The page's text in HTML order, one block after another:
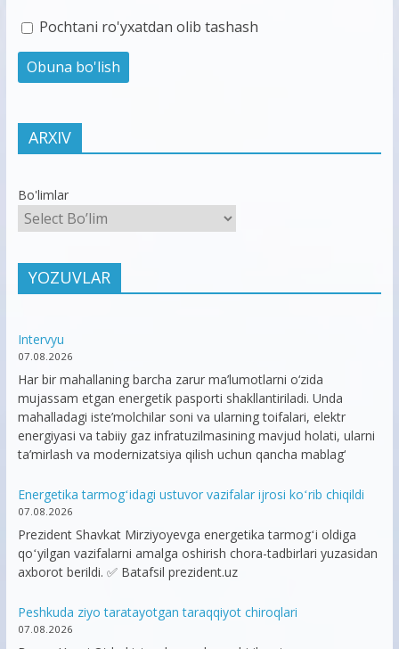
Pochtani ro'yxatdan olib tashash
ARXIV
Bo'limlar
YOZUVLAR
Intervyu
07.08.2026
Har bir mahallaning barcha zarur ma’lumotlarni o‘zida
mujassam etgan energetik pasporti shakllantiriladi. Unda
mahalladagi iste’molchilar soni va ularning toifalari, elektr
energiyasi va tabiiy gaz infratuzilmasining mavjud holati, ularni
ta’mirlash va modernizatsiya qilish uchun qancha mablag‘
Energetika tarmogʻidagi ustuvor vazifalar ijrosi koʻrib chiqildi
07.08.2026
Prezident Shavkat Mirziyoyevga energetika tarmogʻi oldiga
qoʻyilgan vazifalarni amalga oshirish chora-tadbirlari yuzasidan
axborot berildi. ✅ Batafsil prezident.uz
Peshkuda ziyo taratayotgan taraqqiyot chiroqlari
07.08.2026